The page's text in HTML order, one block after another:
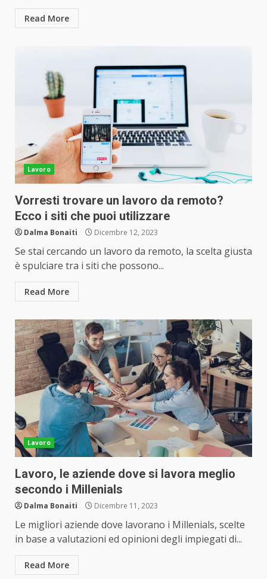
Read More
Lavoro
Vorresti trovare un lavoro da remoto?
Ecco i siti che puoi utilizzare
Dalma Bonaiti Dicembre 12, 2023
Se stai cercando un lavoro da remoto, la scelta giusta
è spulciare tra i siti che possono...
Read More
Lavoro
Lavoro, le aziende dove si lavora meglio
secondo i Millenials
Dalma Bonaiti Dicembre 11, 2023
Le migliori aziende dove lavorano i Millenials, scelte
in base a valutazioni ed opinioni degli impiegati di...
Read More